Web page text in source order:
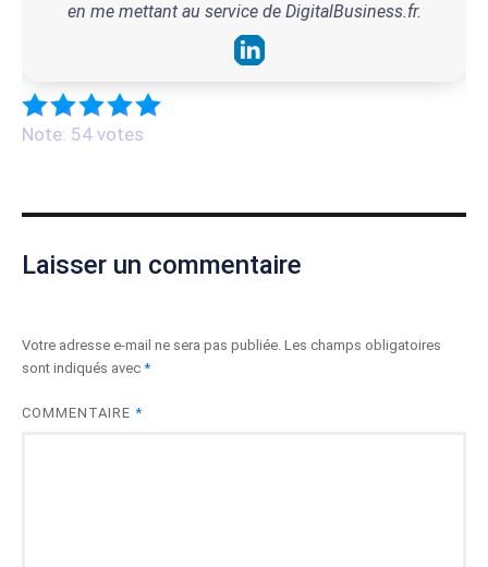
en me mettant au service de DigitalBusiness.fr.
Note: 54 votes
Laisser un commentaire
Votre adresse e-mail ne sera pas publiée. Les champs obligatoires
sont indiqués avec *
COMMENTAIRE *